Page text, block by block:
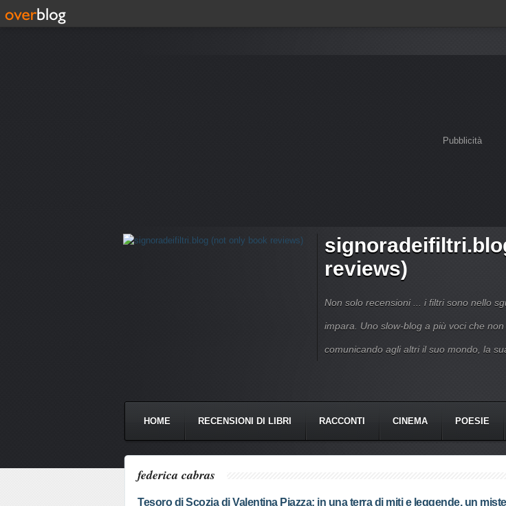
Pubblicità
reviews)
Non solo recensioni ... i filtri sono nello
impara. Uno slow-blog a più voci che
comunicando agli altri il suo mondo, la
HOME RECENSIONI DI LIBRI RACCONTI CINEMA POESIE
federica cabras
Tesoro di Scozia di Valentina Piazza: in una terra di miti e leggende, un